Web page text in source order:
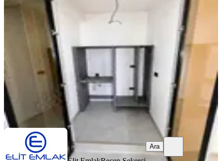
Efeler, Zeybek Mahallesi
40.000 ₺
Elit Emlak Recep Şekerci
Ara
Ara